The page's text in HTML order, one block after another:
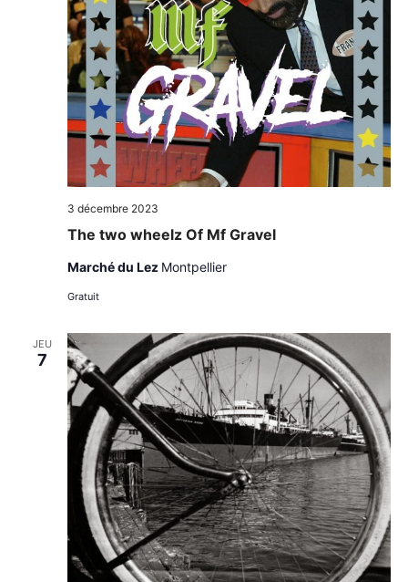
The two wheelz Of Mf Gravel
3 décembre 2023
Marché du Lez Montpellier
Gratuit
JEU
7